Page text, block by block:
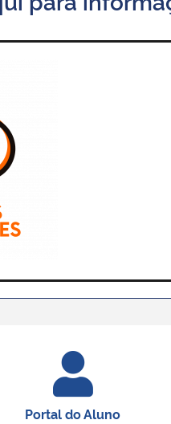
Portal do Aluno